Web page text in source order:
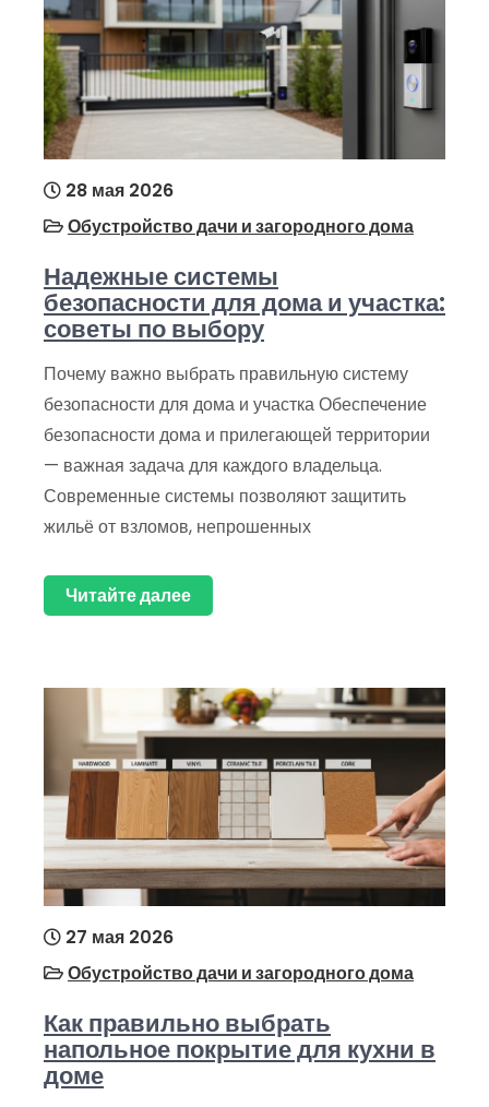
28 мая 2026
Обустройство дачи и загородного дома
Надежные системы
безопасности для дома и участка:
советы по выбору
Почему важно выбрать правильную систему
безопасности для дома и участка Обеспечение
безопасности дома и прилегающей территории
— важная задача для каждого владельца.
Современные системы позволяют защитить
жильё от взломов, непрошенных
Читайте далее
27 мая 2026
Обустройство дачи и загородного дома
Как правильно выбрать
напольное покрытие для кухни в
доме